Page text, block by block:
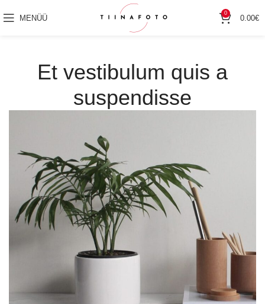
MENÜÜ
0
0.00€
Et vestibulum quis a
suspendisse